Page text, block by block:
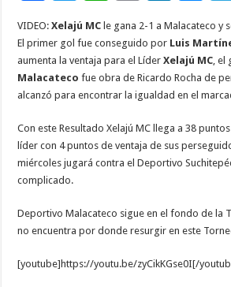
ac
e
b
o
k
wi
tt
er
at
sA
p
ai
l
n
k
e
dI
se
n
g
VIDEO:Xelajú MC le gana 2-1 a Malacateco y
El primer gol fue conseguido por Luis
aumenta la ventaja para el LíderXelajú MC, el
Malacateco fue obra de Ricardo Rocha de
alcanzó para encontrar la igualdad en el
Con este Resultado Xelajú MC llega a 38
líder con 4 puntos de ventaja de sus
miércoles jugará contra el Deportivo
complicado.
Deportivo Malacateco sigue en el fondo de la
no encuentra por donde resurgir en este
[youtube]https://youtu.be/zyCikKGse0I[/